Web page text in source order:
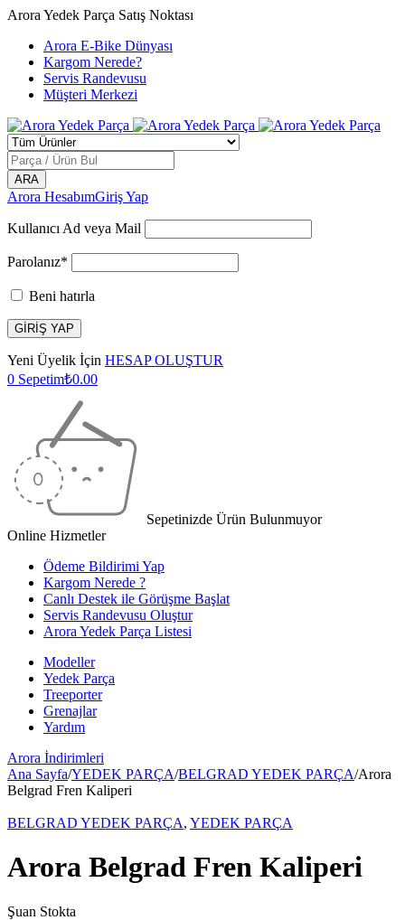
Arora Yedek Parça Satış Noktası
Arora E-Bike Dünyası
Kargom Nerede?
Servis Randevusu
Müşteri Merkezi
Arora HesabımGiriş Yap
Kullanıcı Ad veya Mail
Parolanız*
Beni hatırla
Yeni Üyelik İçin HESAP OLUŞTUR
0 Sepetim₺0.00
Sepetinizde Ürün Bulunmuyor
Online Hizmetler
Ödeme Bildirimi Yap
Kargom Nerede ?
Canlı Destek ile Görüşme Başlat
Servis Randevusu Oluştur
Arora Yedek Parça Listesi
Modeller
Yedek Parça
Treeporter
Grenajlar
Yardım
Arora İndirimleri
Ana Sayfa/YEDEK PARÇA/BELGRAD YEDEK PARÇA/Arora
Belgrad Fren Kaliperi
BELGRAD YEDEK PARÇA, YEDEK PARÇA
Arora Belgrad Fren Kaliperi
Şuan Stokta